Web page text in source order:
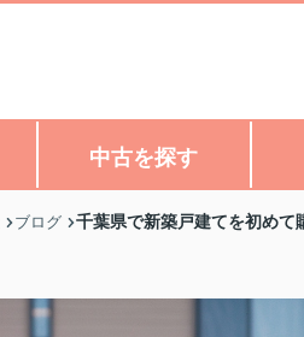
中古を探す
ブログ 千葉県で新築戸建てを初めて